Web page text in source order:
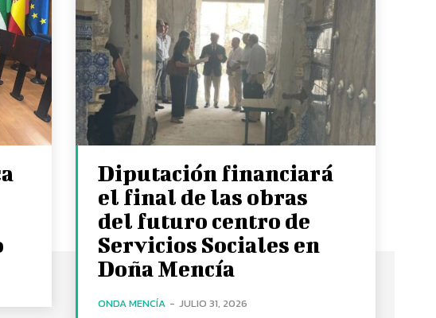
Diputación financiará
el final de las obras
del futuro centro de
Servicios Sociales en
Doña Mencía
ONDA MENCÍA - JULIO 31, 2026